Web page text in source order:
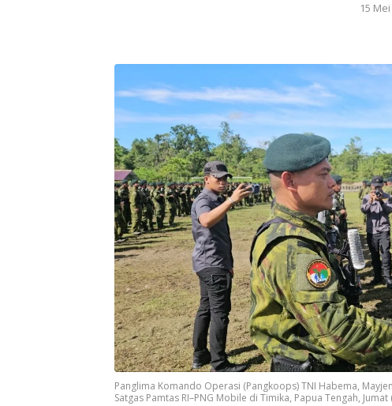
15
Panglima Komando Operasi (Pangkoops) TNI Habema,
Satgas Pamtas RI–PNG Mobile di Timika, Papua Tengah, Jumat